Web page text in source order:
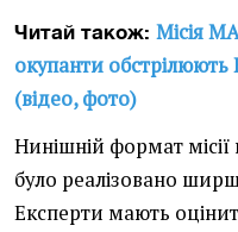
Читай також: Місія
окупанти
(відео, фото)
Нинішній формат
було реалізовано
Експерти мають